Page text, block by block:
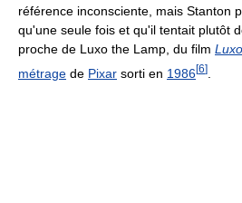
référence inconsciente, mais Stanton
qu'une seule fois et qu'il tentait plutôt
proche de Luxo the Lamp, du film
métrage de Pixar sorti en 1986[6]